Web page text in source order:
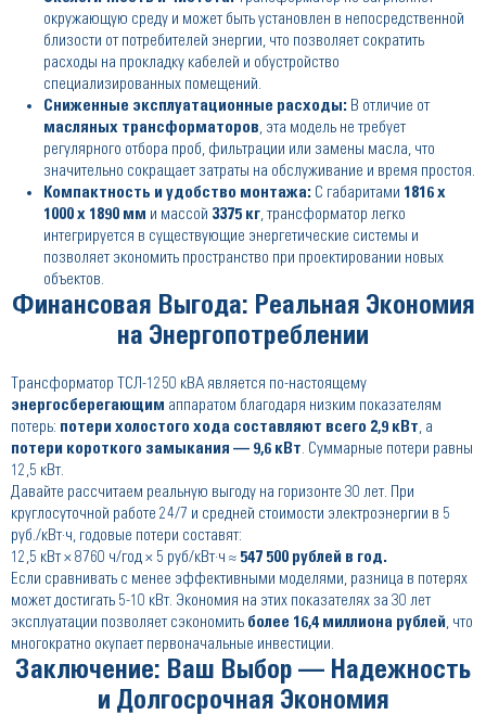
окружающую среду и может быть установлен в непосредственной
близости от потребителей энергии, что позволяет сократить
расходы на прокладку кабелей и обустройство
специализированных помещений.
Сниженные эксплуатационные расходы: В отличие от
масляных трансформаторов, эта модель не требует
регулярного отбора проб, фильтрации или замены масла, что
значительно сокращает затраты на обслуживание и время простоя.
Компактность и удобство монтажа: С габаритами 1816 x
1000 x 1890 мм и массой 3375 кг, трансформатор легко
интегрируется в существующие энергетические системы и
позволяет экономить пространство при проектировании новых
объектов.
Финансовая Выгода: Реальная Экономия
на Энергопотреблении
Трансформатор ТСЛ-1250 кВА является по-настоящему
энергосберегающим аппаратом благодаря низким показателям
потерь: потери холостого хода составляют всего 2,9 кВт, а
потери короткого замыкания — 9,6 кВт. Суммарные потери равны
12,5 кВт.
Давайте рассчитаем реальную выгоду на горизонте 30 лет. При
круглосуточной работе 24/7 и средней стоимости электроэнергии в 5
руб./кВт·ч, годовые потери составят:
12,5 кВт × 8760 ч/год × 5 руб/кВт·ч ≈ 547 500 рублей в год.
Если сравнивать с менее эффективными моделями, разница в потерях
может достигать 5-10 кВт. Экономия на этих показателях за 30 лет
эксплуатации позволяет сэкономить более 16,4 миллиона рублей, что
многократно окупает первоначальные инвестиции.
Заключение: Ваш Выбор — Надежность
и Долгосрочная Экономия